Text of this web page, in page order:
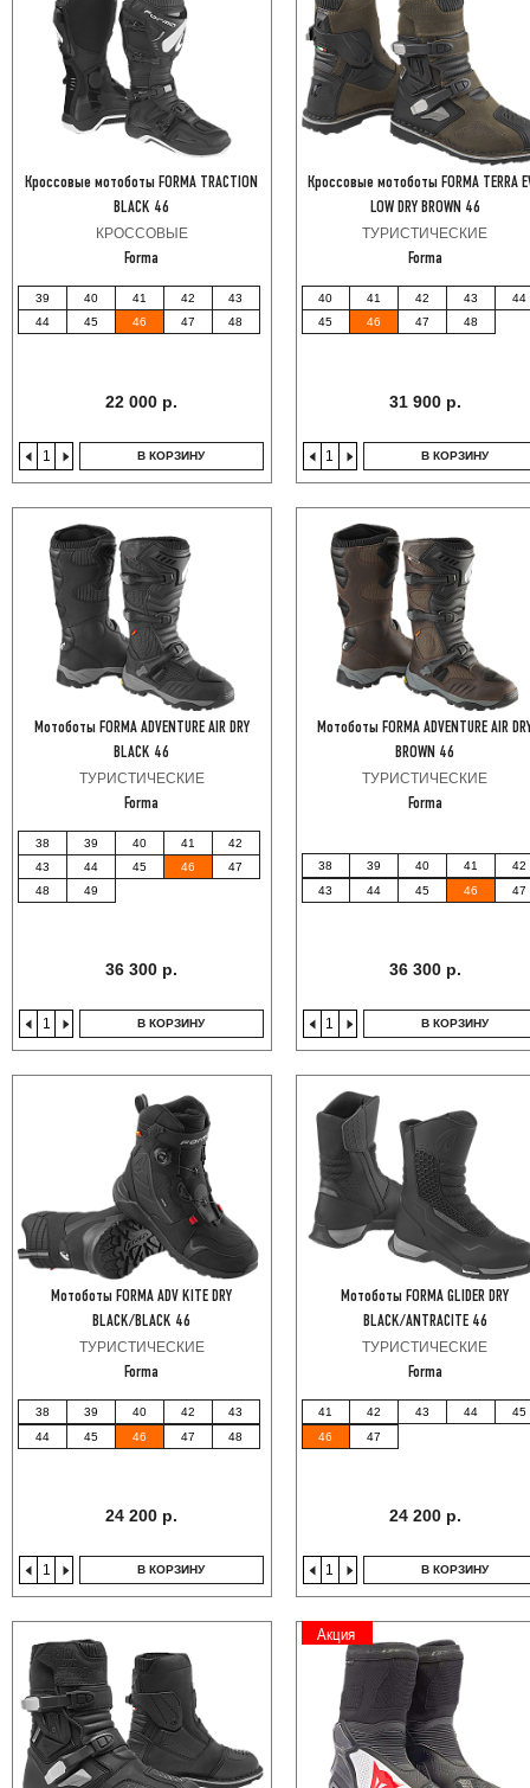
Кроссовые мотоботы FORMA TRACTION
BLACK 46
КРОССОВЫЕ
Forma
39 40 41 42
43
44
45 46 47 48
22 000 р.
В КОРЗИНУ
Кроссовые мотоботы FORMA TERRA
LOW DRY BROWN 46
ТУРИСТИЧЕСКИЕ
Forma
40 41 42 43
44
45
46 47 48
31 900 р.
В КОРЗИНУ
Мотоботы FORMA ADVENTURE AIR DRY
BLACK 46
ТУРИСТИЧЕСКИЕ
Forma
38 39 40 41
42
43
44 45 46
47
48
49
36 300 р.
В КОРЗИНУ
Мотоботы FORMA ADVENTURE AIR
BROWN 46
ТУРИСТИЧЕСКИЕ
Forma
38 39 40 41
42
43
44 45 46 47
36 300 р.
В КОРЗИНУ
Мотоботы FORMA ADV KITE DRY
BLACK/BLACK 46
ТУРИСТИЧЕСКИЕ
Forma
38 39 40 42
43
44
45 46 47 48
24 200 р.
В КОРЗИНУ
Мотоботы FORMA GLIDER DRY
BLACK/ANTRACITE 46
ТУРИСТИЧЕСКИЕ
Forma
41 42 43 44
45
46
47
24 200 р.
В КОРЗИНУ
Акция